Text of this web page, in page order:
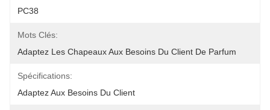
PC38
Mots Clés:
Adaptez Les Chapeaux Aux Besoins Du Client De Parfum
Spécifications:
Adaptez Aux Besoins Du Client